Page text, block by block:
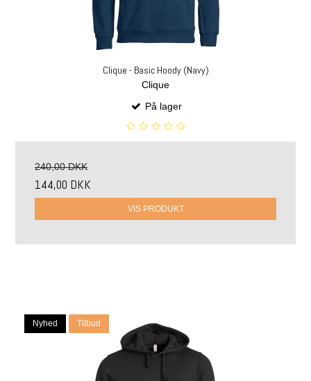
Clique - Basic Hoody (Navy)
Clique
På lager
240,00 DKK
144,00 DKK
VIS PRODUKT
Nyhed Tilbud